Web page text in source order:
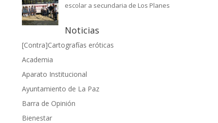
escolar a secundaria de Los Planes
Noticias
[Contra]Cartografías eróticas
Academia
Aparato Institucional
Ayuntamiento de La Paz
Barra de Opinión
Bienestar